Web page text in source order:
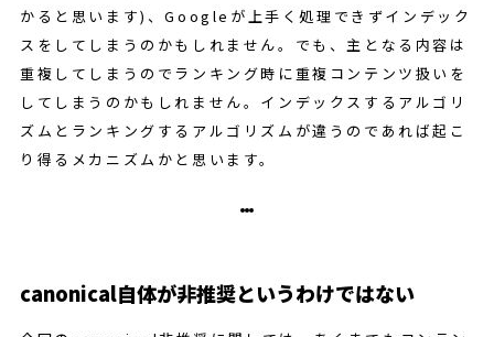
かると思います)、Googleが上手く処理できずインデック
スをしてしまうのかもしれません。でも、主となる内容は
重複してしまうのでランキング時に重複コンテンツ扱いを
してしまうのかもしれません。インデックスするアルゴリ
ズムとランキングするアルゴリズムが違うのであれば起こ
り得るメカニズムかと思います。
canonical自体が非推奨というわけではない